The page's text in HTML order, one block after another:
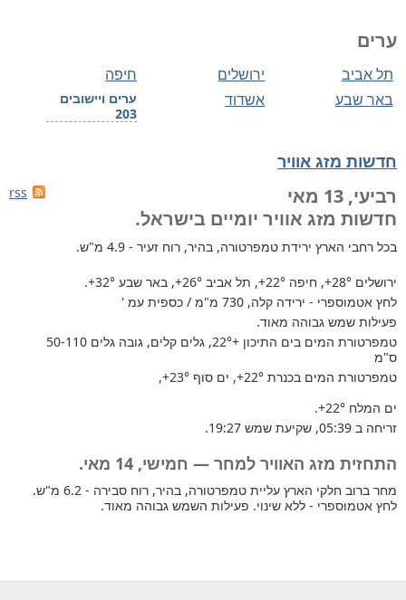
ערים
חיפה ירושלים תל אביב
ערים ויישובים
203
אשדוד באר שבע
חדשות מזג אוויר
rss
רביעי, 13 מאי
חדשות מזג אוויר יומיים בישראל.
בכל רחבי הארץ ירידת טמפרטורה, בהיר, רוח זעיר - 4.9 מ"ש.
ירושלים +28°, חיפה +22°, תל אביב +26°, באר שבע +32°
.
לחץ אטמוספרי - ירידה קלה, 730 מ"מ / כספית עמ '
פעילות שמש גבוהה מאוד.
טמפרטורת המים בים התיכון +22°
, גלים קלים, גובה גלים 50-110
ס"מ
טמפרטורת המים בכנרת +22°, ים סוף +23°
,
ים המלח +22°
.
זריחה ב 05:39, שקיעת שמש 19:27.
התחזית מזג האוויר למחר — חמישי, 14 מאי.
מחר ברוב חלקי הארץ עליית טמפרטורה, בהיר, רוח סבירה - 6.2 מ"ש.
לחץ אטמוספרי - ללא שינוי. פעילות השמש גבוהה מאוד.